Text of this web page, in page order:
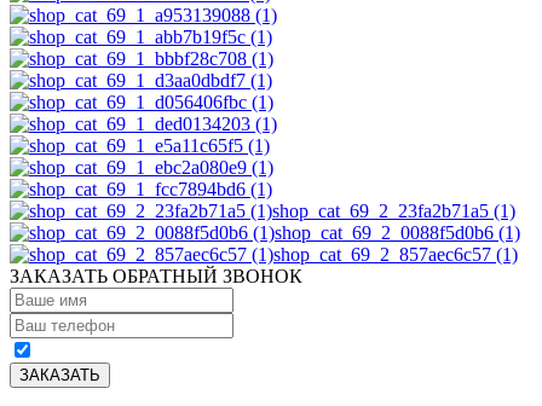
shop_cat_69_2_23fa2b71a5 (1)
shop_cat_69_2_0088f5d0b6 (1)
shop_cat_69_2_857aec6c57 (1)
ЗАКАЗАТЬ ОБРАТНЫЙ ЗВОНОК